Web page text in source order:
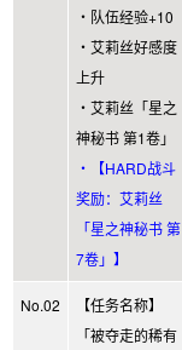
・队伍经验+10
・艾莉丝好感度
上升
・艾莉丝「星之
神秘书 第1卷」
・【HARD战斗
奖励：艾莉丝
「星之神秘书 第
7卷」】
No.02
【任务名称】
「被夺走的稀有